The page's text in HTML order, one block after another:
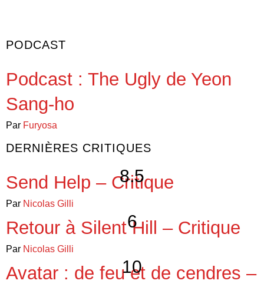
PODCAST
Podcast : The Ugly de Yeon
Sang-ho
Par Furyosa
DERNIÈRES CRITIQUES
8.5
Send Help – Critique
Par Nicolas Gilli
6
Retour à Silent Hill – Critique
Par Nicolas Gilli
10
Avatar : de feu et de cendres –